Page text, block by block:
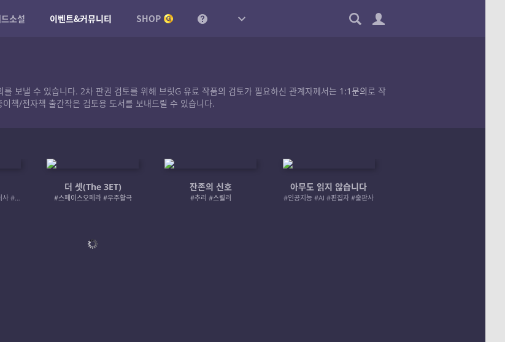
소설 이벤트&커뮤니티 SHOP
보낼 수 있습니다. 2차 판권 검토를 위해 브릿G 유료 작품의 검토가 필요하신 관계자께서는 1:1문의로 작
책/전자책 출간작은 검토용 도서를 보내드릴 수 있습니다.
#로맨스릴러 #추리 #여성서사 #사적제재
더 셋(The 3ET)
#스페이스오페라 #우주활극
잔존의 신호
#추리 #스릴러
아무도 읽지 않습니다
#인공지능 #AI #편집자 #출판사